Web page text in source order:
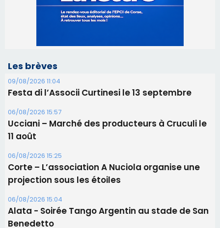
Festa di l’Associi Curtinesi le 13 septembre
06/08/2026 15:57
06/08/2026 15:25
Corte – L’association A Nuciola organise une
projection sous les étoiles
06/08/2026 15:04
Alata - Soirée Tango Argentin au stade de San
Benedetto
05/08/2026 09:53
Biguglia : messe de la Sainte-Marie et
procession le 14 août
31/07/2026 08:24
Tennis - Début ce week-end du tournoi du
RCPV